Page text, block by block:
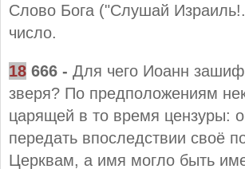
Слово Бога ("Слушай
число.
18 666 - Для чего Иоанн
зверя? По предположениям
царящей в то время цензуры:
передать впоследствии своё
Церквам, а имя могло быть